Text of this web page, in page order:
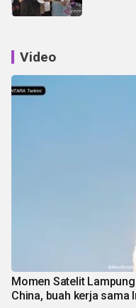
Video
Momen Satelit
China, buah kerja sama